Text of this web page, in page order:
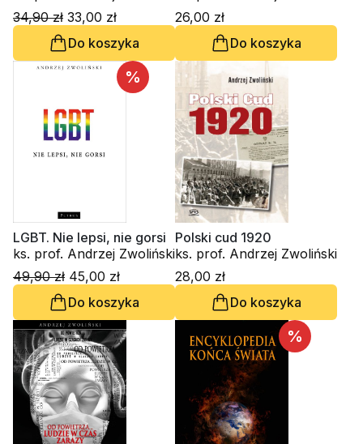
34,90 zł 33,00 zł
Do koszyka
26,00 zł
Do koszyka
%
LGBT. Nie lepsi, nie gorsi
ks. prof. Andrzej Zwoliński
49,90 zł 45,00 zł
Do koszyka
Polski cud 1920
ks. prof. Andrzej Zwoliński
28,00 zł
Do koszyka
%